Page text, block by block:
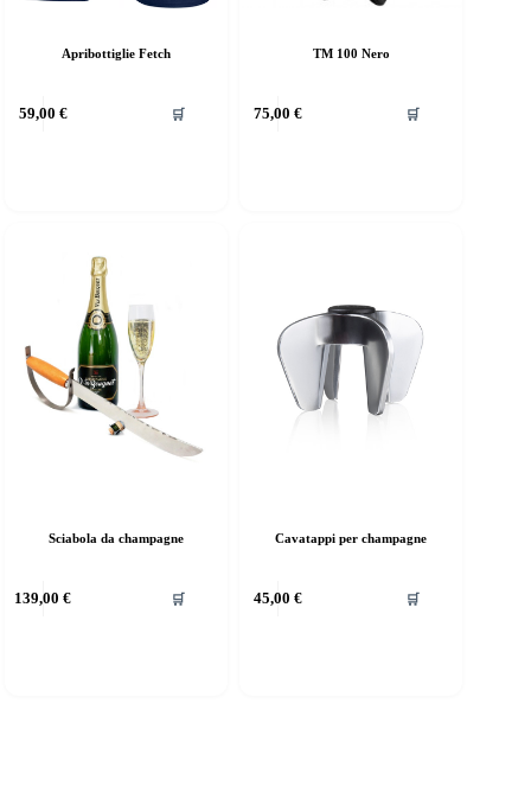
Apribottiglie Fetch
59,00 € 🛒
TM 100 Nero
75,00 € 🛒
Sciabola da champagne
139,00€ 🛒
Cavatappi per champagne
45,00 € 🛒